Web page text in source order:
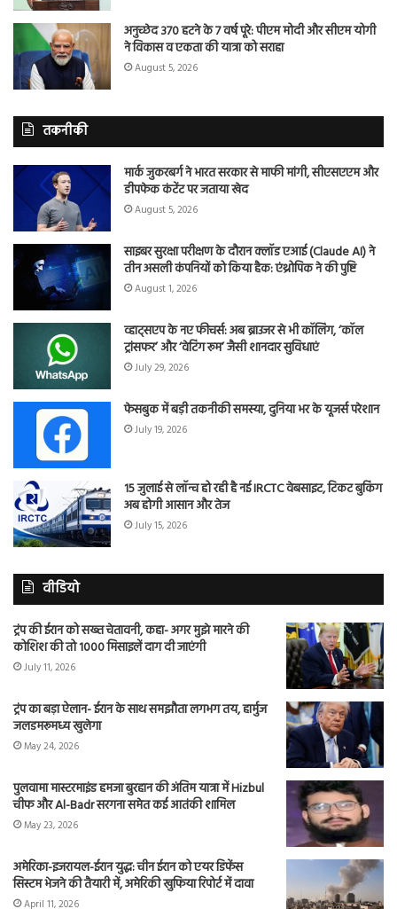
अनुच्छेद 370 हटने के 7 वर्ष पूरे: पीएम मोदी और सीएम योगी
ने विकास व एकता की यात्रा को सराहा
August 5, 2026
तकनीकी
मार्क जुकरबर्ग ने भारत सरकार से माफी मांगी, सीएसएएम और
डीपफेक कंटेंट पर जताया खेद
August 5, 2026
साइबर सुरक्षा परीक्षण के दौरान क्लॉड एआई (Claude AI) ने
तीन असली कंपनियों को किया हैक: एंथ्रोपिक ने की पुष्टि
August 1, 2026
व्हाट्सएप के नए फीचर्स: अब ब्राउजर से भी कॉलिंग, ‘कॉल
ट्रांसफर’ और ‘वेटिंग रूम’ जैसी शानदार सुविधाएं
July 29, 2026
फेसबुक में बड़ी तकनीकी समस्या, दुनिया भर के यूजर्स परेशान
July 19, 2026
15 जुलाई से लॉन्च हो रही है नई IRCTC वेबसाइट, टिकट बुकिंग
अब होगी आसान और तेज
July 15, 2026
वीडियो
ट्रंप की ईरान को सख्त चेतावनी, कहा- अगर मुझे मारने की
कोशिश की तो 1000 मिसाइलें दाग दी जाएंगी
July 11, 2026
ट्रंप का बड़ा ऐलान- ईरान के साथ समझौता लगभग तय, हार्मुज
जलडमरूमध्य खुलेगा
May 24, 2026
पुलवामा मास्टरमाइंड हमजा बुरहान की अंतिम यात्रा में Hizbul
चीफ और Al-Badr सरगना समेत कई आतंकी शामिल
May 23, 2026
अमेरिका-इजरायल-ईरान युद्ध: चीन ईरान को एयर डिफेंस
सिस्टम भेजने की तैयारी में, अमेरिकी खुफिया रिपोर्ट में दावा
April 11, 2026